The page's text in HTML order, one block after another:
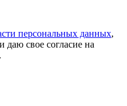
персональных данных,
и даю свое согласие на